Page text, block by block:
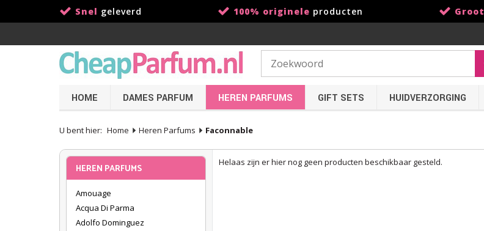
Snel geleverd 100% originele producten Groot
HOME DAMES PARFUM HEREN PARFUMS GIFT SETS HUIDVERZORGING
U bent hier: Home Heren Parfums Faconnable
HEREN PARFUMS
Amouage
Acqua Di Parma
Adolfo Dominguez
Helaas zijn er hier nog geen producten beschikbaar gesteld.